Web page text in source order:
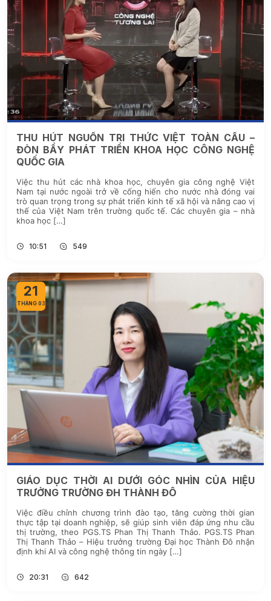
THU HÚT NGUỒN TRI THỨC VIỆT TOÀN CẦU –
ĐÒN BẨY PHÁT TRIỂN KHOA HỌC CÔNG NGHỆ
QUỐC GIA
Việc thu hút các nhà khoa học, chuyên gia công nghệ Việt
Nam tại nước ngoài trở về cống hiến cho nước nhà đóng vai
trò quan trọng trong sự phát triển kinh tế xã hội và nâng cao vị
thế của Việt Nam trên trường quốc tế. Các chuyên gia – nhà
khoa học […]
10:51 549
21
THÁNG 03
GIÁO DỤC THỜI AI DƯỚI GÓC NHÌN CỦA HIỆU
TRƯỞNG TRƯỜNG ĐH THÀNH ĐÔ
Việc điều chỉnh chương trình đào tạo, tăng cường thời gian
thực tập tại doanh nghiệp, sẽ giúp sinh viên đáp ứng nhu cầu
thị trường, theo PGS.TS Phan Thị Thanh Thảo. PGS.TS Phan
Thị Thanh Thảo – Hiệu trưởng trường Đại học Thành Đô nhận
định khi AI và công nghệ thông tin ngày […]
20:31 642